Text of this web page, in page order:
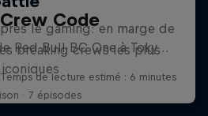
Code
breaking crews les plus
iconiques
· 7 épisodes